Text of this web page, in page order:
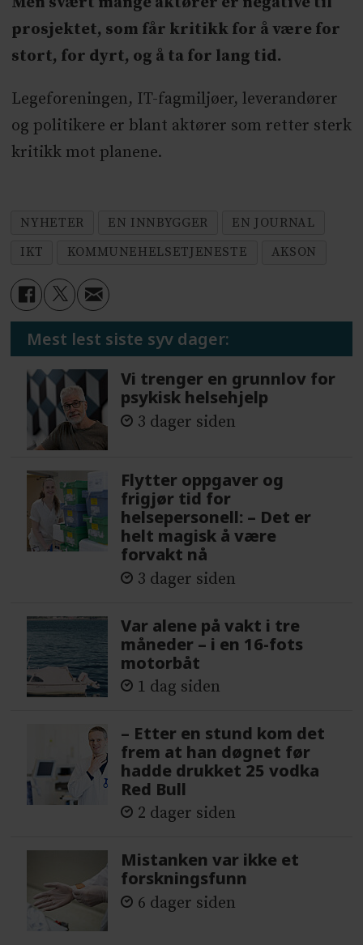
prosjektet, som får kritikk for å være for
stort, for dyrt, og å ta for lang tid.
Legeforeningen, IT-fagmiljøer, leverandører
og politikere er blant aktører som retter sterk
kritikk mot planene.
NYHETER EN INNBYGGER
EN JOURNAL
IKT
KOMMUNEHELSETJENESTE AKSON
Mest lest siste syv dager:
Vi trenger en grunnlov for
psykisk helsehjelp
3 dager siden
Flytter oppgaver og
frigjør tid for
helsepersonell: – Det er
helt magisk å være
forvakt nå
3 dager siden
Var alene på vakt i tre
måneder – i en 16-fots
motorbåt
1 dag siden
– Etter en stund kom det
frem at han døgnet før
hadde drukket 25 vodka
Red Bull
2 dager siden
Mistanken var ikke et
forskningsfunn
6 dager siden